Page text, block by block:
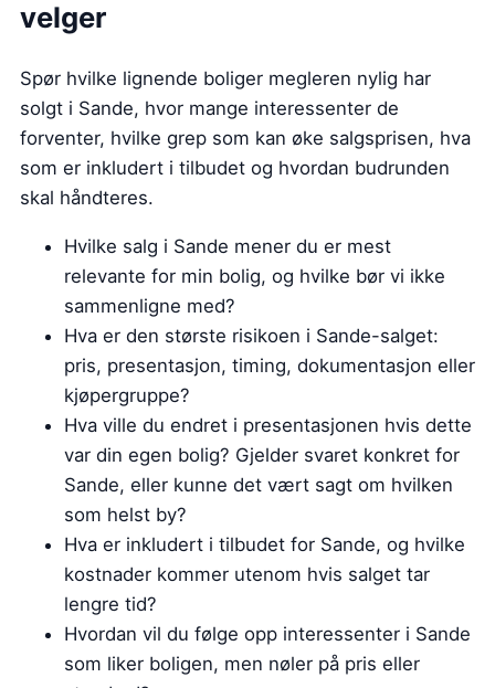
velger
Spør hvilke lignende boliger megleren nylig har
solgt i Sande, hvor mange interessenter de
forventer, hvilke grep som kan øke salgsprisen, hva
som er inkludert i tilbudet og hvordan budrunden
skal håndteres.
Hvilke salg i Sande mener du er mest
relevante for min bolig, og hvilke bør vi ikke
sammenligne med?
Hva er den største risikoen i Sande-salget:
pris, presentasjon, timing, dokumentasjon eller
kjøpergruppe?
Hva ville du endret i presentasjonen hvis dette
var din egen bolig? Gjelder svaret konkret for
Sande, eller kunne det vært sagt om hvilken
som helst by?
Hva er inkludert i tilbudet for Sande, og hvilke
kostnader kommer utenom hvis salget tar
lengre tid?
Hvordan vil du følge opp interessenter i Sande
som liker boligen, men nøler på pris eller